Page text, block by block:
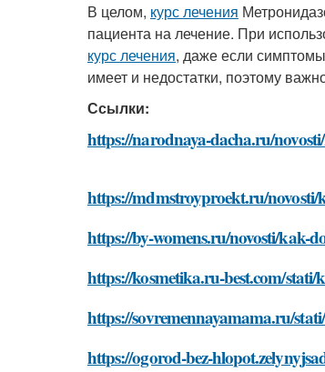
В целом, курс лечения
пациента на лечение. При
курс лечения, даже если
имеет и недостатки, поэтому
Ссылки:
https://narodnaya-dacha.ru/
https://mdmstroyproekt.ru/
https://by-womens.ru/novosti/kak-
https://kosmetika.ru-best.com/
https://sovremennayamama.ru/
https://ogorod-bez-